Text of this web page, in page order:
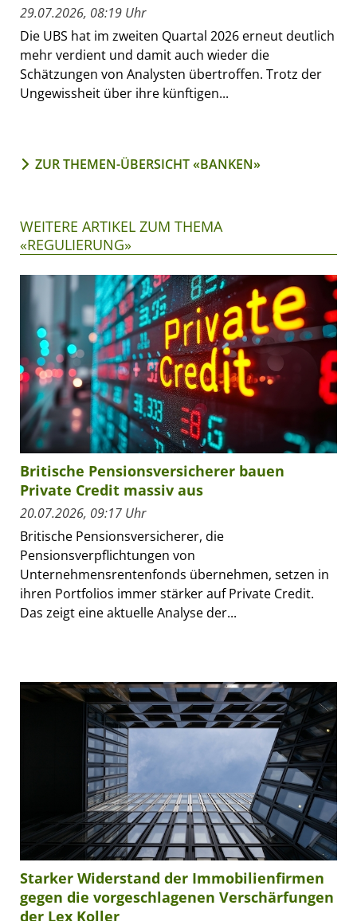
29.07.2026, 08:19 Uhr
Die UBS hat im zweiten Quartal 2026 erneut deutlich
mehr verdient und damit auch wieder die
Schätzungen von Analysten übertroffen. Trotz der
Ungewissheit über ihre künftigen...
ZUR THEMEN-ÜBERSICHT «BANKEN»
WEITERE ARTIKEL ZUM THEMA
«REGULIERUNG»
Britische Pensionsversicherer bauen
Private Credit massiv aus
20.07.2026, 09:17 Uhr
Britische Pensionsversicherer, die
Pensionsverpflichtungen von
Unternehmensrentenfonds übernehmen, setzen in
ihren Portfolios immer stärker auf Private Credit.
Das zeigt eine aktuelle Analyse der...
Starker Widerstand der Immobilienfirmen
gegen die vorgeschlagenen Verschärfungen
der Lex Koller